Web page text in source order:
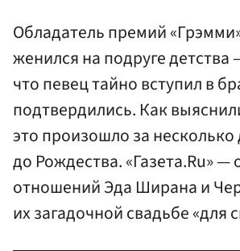
Обладатель премий
женился на подруге детства
что певец тайно вступил в
подтвердились. Как
это произошло за несколько
до Рождества. «Газета.Ru» —
отношений Эда Ширана и
их загадочной свадьбе «для